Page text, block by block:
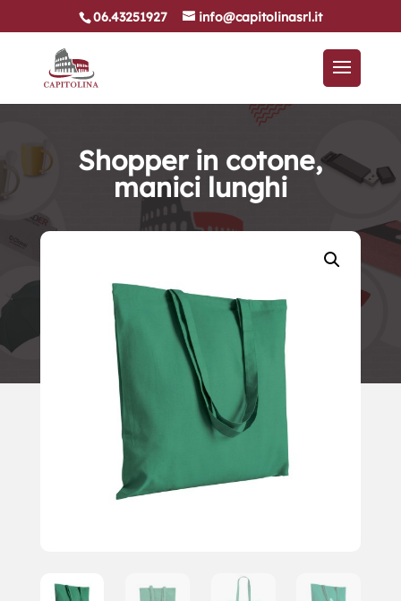
06.43251927 info@capitolinasrl.it
Shopper in cotone,
manici lunghi